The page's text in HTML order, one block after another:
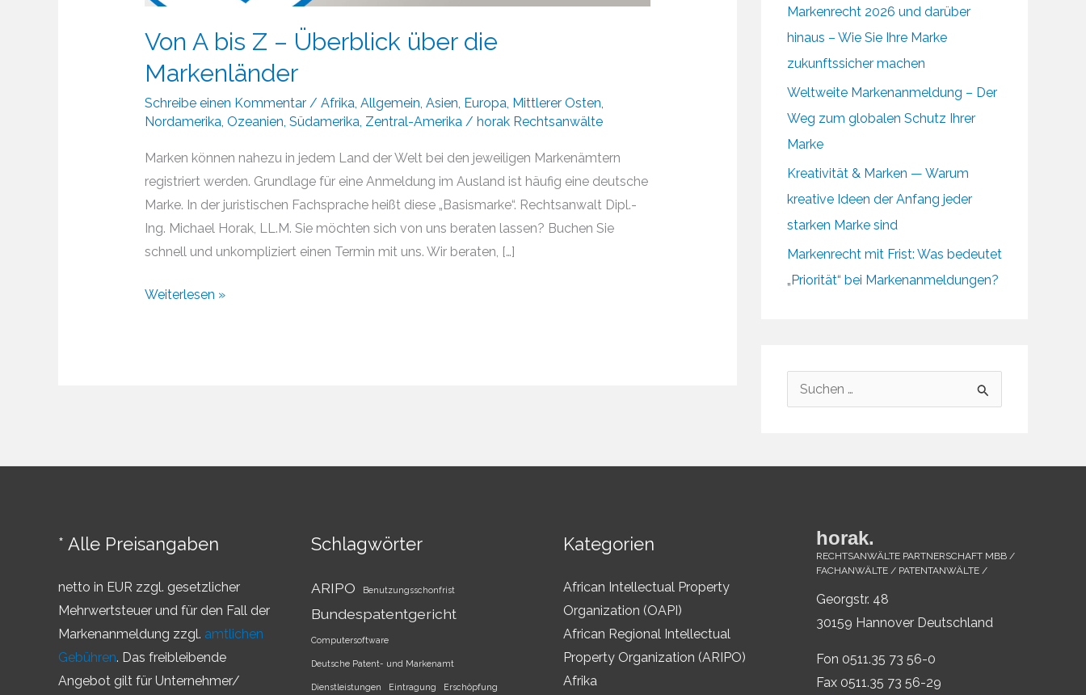
Von A bis Z – Überblick über die
Markenländer
Schreibe einen Kommentar / Afrika, Allgemein, Asien, Europa, Mittlerer Osten,
Nordamerika, Ozeanien, Südamerika, Zentral-Amerika/ horak Rechtsanwälte
Marken können nahezu in jedem Land der Welt bei den jeweiligen Markenämtern
registriert werden. Grundlage für eine Anmeldung im Ausland ist häufig eine deutsche
Marke. In der juristischen Fachsprache heißt diese „Basismarke“. Rechtsanwalt Dipl.-
Ing. Michael Horak, LL.M. Sie möchten sich von uns beraten lassen? Buchen Sie
schnell und unkompliziert einen Termin mit uns. Wir beraten, […]
Von
Weiterlesen »
Markenrecht 2026 und darüber
hinaus – Wie Sie Ihre Marke
zukunftssicher machen
Weltweite Markenanmeldung – Der
Weg zum globalen Schutz Ihrer
Marke
Kreativität & Marken — Warum
kreative Ideen der Anfang jeder
starken Marke sind
Markenrecht mit Frist: Was bedeutet
„Priorität“ bei Markenanmeldungen?
u
* Alle Preisangaben
netto in EUR zzgl. gesetzlicher
Mehrwertsteuer und für den Fall der
Markenanmeldung zzgl. amtlichen
Gebühren. Das freibleibende
Angebot gilt für Unternehmer/
Schlagwörter
ARIPO Benutzungsschonfrist
Bundespatentgericht
Computersoftware
Deutsche Patent- und Markenamt
Dienstleistungen Eintragung Erschöpfung
Kategorien
African Intellectual Property
Organization (OAPI)
African Regional Intellectual
Property Organization (ARIPO)
Afrika
horak.
RECHTSANWÄLTE PARTNERSCHAFT MBB /
FACHANWÄLTE / PATENTANWÄLTE /
Georgstr. 48
30159 Hannover Deutschland
Fon 0511.35 73 56-0
Fax 0511.35 73 56-29